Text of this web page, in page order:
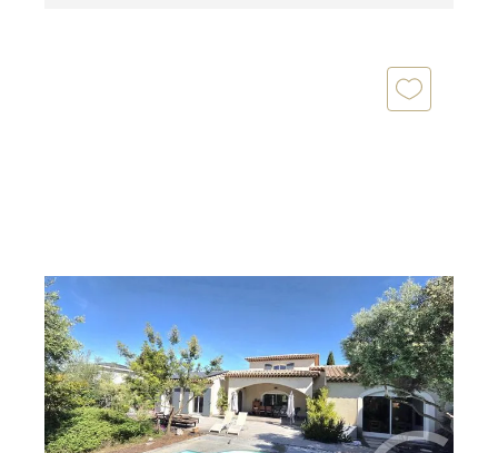
142 m
, 5 pièces
Ref : 3755
Maison à vendre
720 000 €